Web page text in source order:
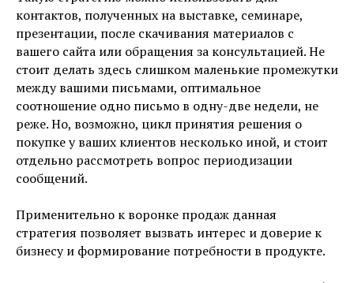
контактов, полученных на выставке, семинаре,
презентации, после скачивания материалов с
вашего сайта или обращения за консультацией. Не
стоит делать здесь слишком маленькие промежутки
между вашими письмами, оптимальное
соотношение одно письмо в одну-две недели, не
реже. Но, возможно, цикл принятия решения о
покупке у ваших клиентов несколько иной, и стоит
отдельно рассмотреть вопрос периодизации
сообщений.
Применительно к воронке продаж данная
стратегия позволяет вызвать интерес и доверие к
бизнесу и формирование потребности в продукте.